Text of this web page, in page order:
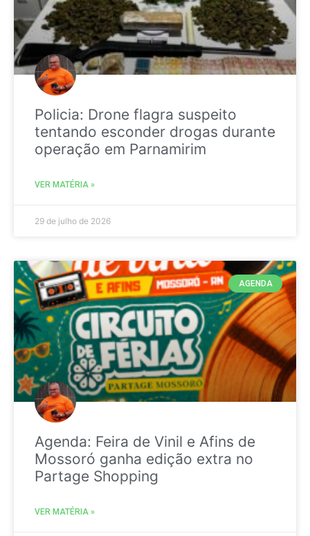
Policia: Drone flagra suspeito
tentando esconder drogas durante
operação em Parnamirim
VER MATÉRIA »
29 de julho de 2026
AGENDA
Agenda: Feira de Vinil e Afins de
Mossoró ganha edição extra no
Partage Shopping
VER MATÉRIA »